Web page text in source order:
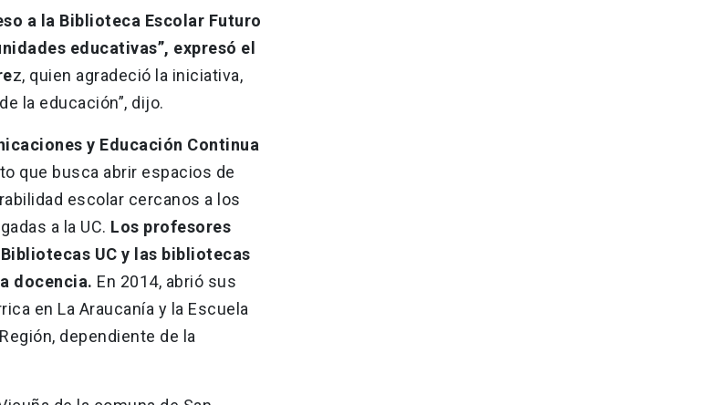
a la Biblioteca Escolar Futuro
educativas”, expresó el
z, quien agradeció la iniciativa,
la educación”, dijo.
y Educación Continua
que busca abrir espacios de
escolar cercanos a los
a la UC. Los profesores
UC y las bibliotecas
docencia. En 2014, abrió sus
en La Araucanía y la Escuela
dependiente de la